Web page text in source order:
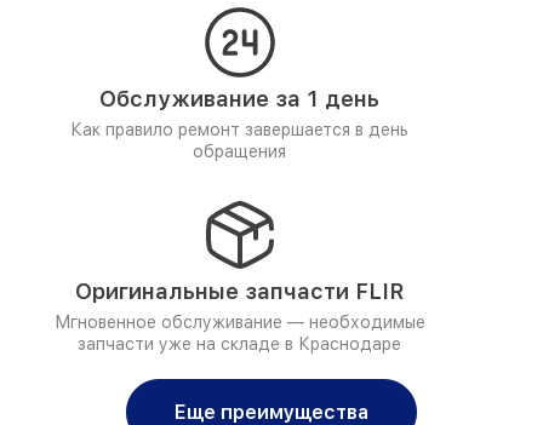
Обслуживание за 1 день
Как правило ремонт завершается в день
обращения
Оригинальные запчасти FLIR
Мгновенное обслуживание — необходимые
запчасти уже на складе в Краснодаре
Еще преимущества